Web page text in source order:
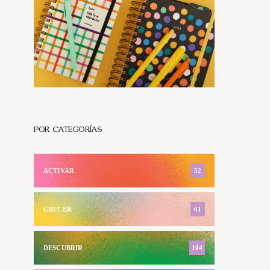
POR CATEGORÍAS
ACTIVAR 52
CRECER 61
DESCUBRIR 104